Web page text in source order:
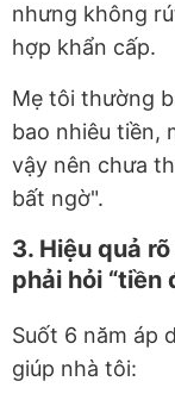
nhưng không
hợp khẩn cấp.
Mẹ tôi thường
bao nhiêu tiền,
vậy nên chưa
bất ngờ".
3. Hiệu quả
phải hỏi “tiền
Suốt 6 năm áp
giúp nhà tôi: